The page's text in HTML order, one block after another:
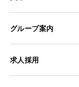
グループ案内
求人採用